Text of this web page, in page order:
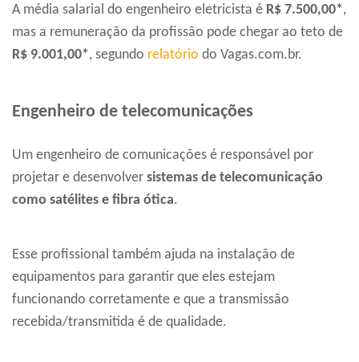
A média salarial do engenheiro eletricista é R$ 7.500,00*,
mas a remuneração da profissão pode chegar ao teto de
R$ 9.001,00*, segundo relatório do Vagas.com.br.
Engenheiro de telecomunicações
Um engenheiro de comunicações é responsável por
projetar e desenvolver sistemas de telecomunicação
como satélites e fibra ótica.
Esse profissional também ajuda na instalação de
equipamentos para garantir que eles estejam
funcionando corretamente e que a transmissão
recebida/transmitida é de qualidade.